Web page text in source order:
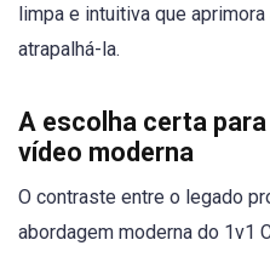
limpa e intuitiva que
atrapalhá-la.
A escolha certa
vídeo moderna
O contraste entre o legado
abordagem moderna do 1v1